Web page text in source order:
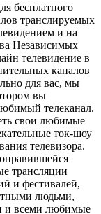
бесплатного
транслируемых
и на
Независимых
телевидение в
каналов
для вас, мы
вы
телеканал.
свои любимые
ток-шоу
телевизора.
трансляции
и фестивалей,
людьми,
и всеми любимые